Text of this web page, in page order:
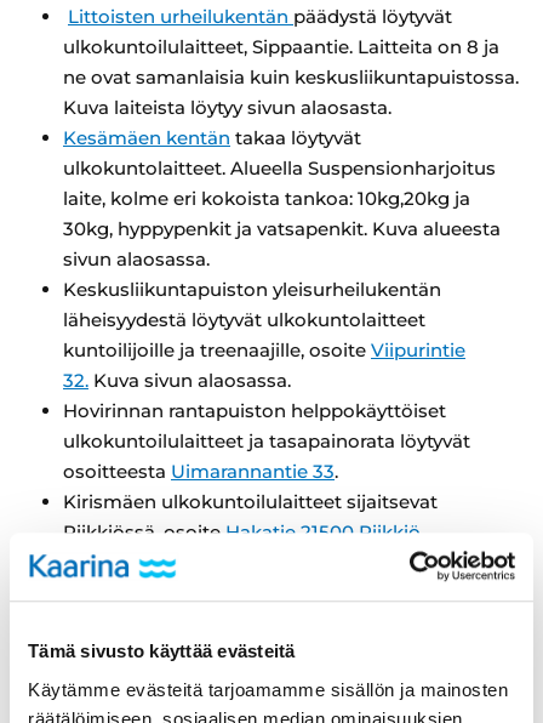
Tämä sivusto käyttää evästeitä
Käytämme evästeitä tarjoamamme sisällön ja mainosten
räätälöimiseen, sosiaalisen median ominaisuuksien
Littoisten urheilukentän päädystä löytyvät
ulkokuntoilulaitteet, Sippaantie. Laitteita on 8 ja
ne ovat samanlaisia kuin keskusliikuntapuistossa.
Kuva laiteista löytyy sivun alaosasta.
Kesämäen kentän takaa löytyvät
ulkokuntolaitteet. Alueella Suspensionharjoitus
laite, kolme eri kokoista tankoa: 10kg,20kg ja
30kg, hyppypenkit ja vatsapenkit. Kuva alueesta
sivun alaosassa.
Keskusliikuntapuiston yleisurheilukentän
läheisyydestä löytyvät ulkokuntolaitteet
kuntoilijoille ja treenaajille, osoite Viipurintie
32. Kuva sivun alaosassa.
Hovirinnan rantapuiston helppokäyttöiset
ulkokuntoilulaitteet ja tasapainorata löytyvät
osoitteesta Uimarannantie 33.
Kirismäen ulkokuntoilulaitteet sijaitsevat
Piikkiössä, osoite Hakatie 21500 Piikkiö.
Littoistenjärven rannan ulkokuntoilulaitteet
MyösKuusistonkoululta löytyy ulkoilulaitteita
kaikkien käyttöön
Piikkiön Pontelanmäellä on uusi